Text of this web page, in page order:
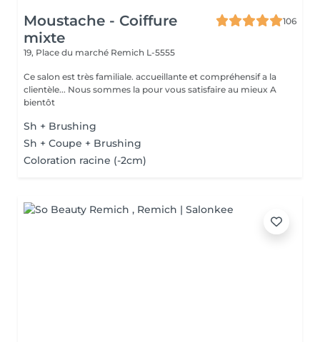
Moustache - Coiffure
mixte
106
19, Place du marché Remich L-5555
Ce salon est très familiale. accueillante et compréhensif a la
clientèle... Nous sommes la pour vous satisfaire au mieux A
bientôt
Sh + Brushing
Sh + Coupe + Brushing
Coloration racine (-2cm)